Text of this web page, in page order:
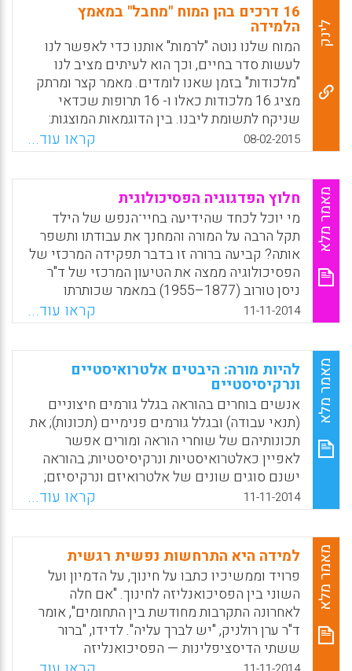
לינק
16 דרכים בהן המוח "מחבל" במאמץ
הלמידה
המוח שלנו נוטה "לרמות" אותנו כדי לאפשר לנו
לעשות סדר בחיים, וכך הוא לעיתים מציב לנו
"מלכודות" בזמן שאנו לומדים. מאמר קצר ומרתק
מציג 16 מלכודות כאלו ו- 16 תרופות שכדאי
שניקח לתשומת ליבנו. בין הדוגמאות המוצגות:
כיצד נשים לב שלמרות שהבנו משהו, לא נזכור
אותו בעתיד? מתי אנחנו מפעילים קיצור דרך מהיר
מדי למשהו שאנחנו חושבים שאנחנו מכירים?
כיצד הטיות שלנו על עצמנו מחבלות באפשרות
הלמידה שלנו? מה קורה כשאנחנו מנסים לבצע
שתי פעולות בו זמנית? מדוע אנחנו אובססיביים
לטעויות של עצמנו? מדוע אנו סומכים על
זיכרונות יותר מאשר על עובדות? ומתי אנחנו
מפרשנים תוכן באופן רגשי מדי? (אתר חברת
מתודיקה).
WhatsApp
Facebook
Email
X
08-02-2015 קראו עוד...
מאמר מלא חלוץ הפדגוגיה הפסיכולוגית
מי יוכל לכחד שהידיעה בחיי־הנפש של הילד
תקל הרבה על המורה והמחנך את עבודתו ותשפר
אותה? קביעה ברורה זו בדבר תפקידה המרכזי של
הפסיכולוגיה ממצה את הטיעון המרכזי של ד"ר
ניסן טורוב (1877–1955) במאמר שכותרתו
"הפדגוגיה והפסיכולוגיה". המאמר פותח את
הגיליון הראשון של כתב העת החנוך, שהחל
להופיע בשנת 1910 בהוצאת אגודת המורים בארץ
ישראל (לימים הסתדרות המורים) ובעריכתו של
ד"ר טורוב, שרכש את תוארו בפסיכולוגיה
ובפדגוגיה בשווייץ (נאוה דקל).
WhatsApp
Facebook
Email
X
11-11-2014 קראו עוד...
מאמר מלא להיות מורה: היבטים אלטרואיסטיים
ונרקיסיסטיים
אנשים בוחרים בהוראה בגלל גורמים חיצוניים
(תנאי עבודה) ובגלל גורמים פנימיים (תכונות); את
תכונותיהם של שוחרי הוראה ומורים אפשר
לאפיין כאלטרואיסטיות ונרקיסיסטיות; בהוראה
ישנם סוגים שונים של אלטרואיזם ונרקיסיזם;
נרקיסיזם בריא הוא מניע חיוני להוראה; מסקנה:
אפיון המורים באמצעות מושגים אלה עשוי לסייע
לאנשים לשקול בחירה של המקצוע, לחזות את
התנהגותם של מורים, להעמיק את מודעותם
ולהבין את שחיקתם (יצחק פרידמן).
WhatsApp
Facebook
Email
X
11-11-2014 קראו עוד...
מאמר מלא למידה היא התרחשות נפשית רגשית
פרויד וממשיכיו כתבו על חינוך, על הדמיון ועל
השוני בין הפסיכואנליזה לחינוך. "אם חלה
לאחרונה התקרבות מחודשת בין התחומים", אומר
ד"ר ערן רולניק, "יש לברך עליה". לדידו, "ברור
ששתי הדיסציפלינות — הפסיכואנליזה